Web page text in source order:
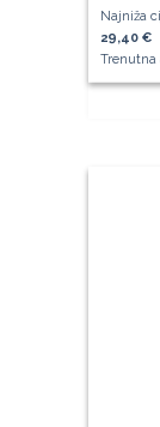
Najniža
29,40 €
Trenutna